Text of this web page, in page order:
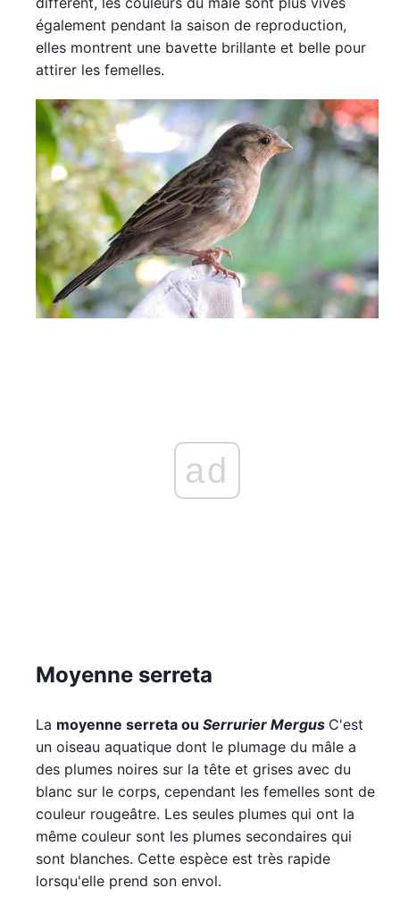
également pendant la saison de reproduction,
elles montrent une bavette brillante et belle pour
attirer les femelles.
ad
Moyenne serreta
La moyenne serreta ou Serrurier Mergus C'est
un oiseau aquatique dont le plumage du mâle a
des plumes noires sur la tête et grises avec du
blanc sur le corps, cependant les femelles sont de
couleur rougeâtre. Les seules plumes qui ont la
même couleur sont les plumes secondaires qui
sont blanches. Cette espèce est très rapide
lorsqu'elle prend son envol.